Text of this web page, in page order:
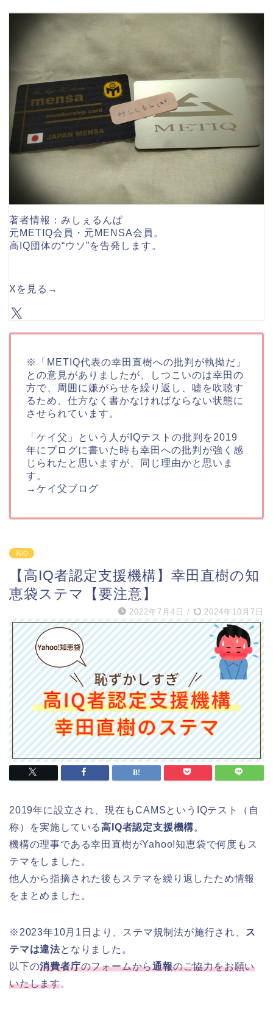
著者情報：みしぇるんぱ
元METIQ会員・元MENSA会員。
高IQ団体の“ウソ”を告発します。
Xを見る →
※「METIQ代表の幸田直樹への批判が執拗だ」
との意見がありましたが、しつこいのは幸田の
方で、周囲に嫌がらせを繰り返し、嘘を吹聴す
るため、仕方なく書かなければならない状態に
させられています。
「ケイ父」という人がIQテストの批判を2019
年にブログに書いた時も幸田への批判が強く感
じられたと思いますが、同じ理由かと思いま
す。
→ ケイ父ブログ
高IQ
【高IQ者認定支援機構】幸田直樹の知
恵袋ステマ【要注意】
2022年7月4日 / 2024年10月7日
2019年に設立され、現在もCAMSというIQテスト（自
称）を実施している高IQ者認定支援機構。
機構の理事である幸田直樹がYahoo!知恵袋で何度もス
テマをしました。
他人から指摘された後もステマを繰り返したため情報
をまとめました。
※2023年10月1日より、ステマ規制法が施行され、
ス
テマは違法となりました。
以下の消費者庁のフォームから通報のご協力をお願い
いたします。